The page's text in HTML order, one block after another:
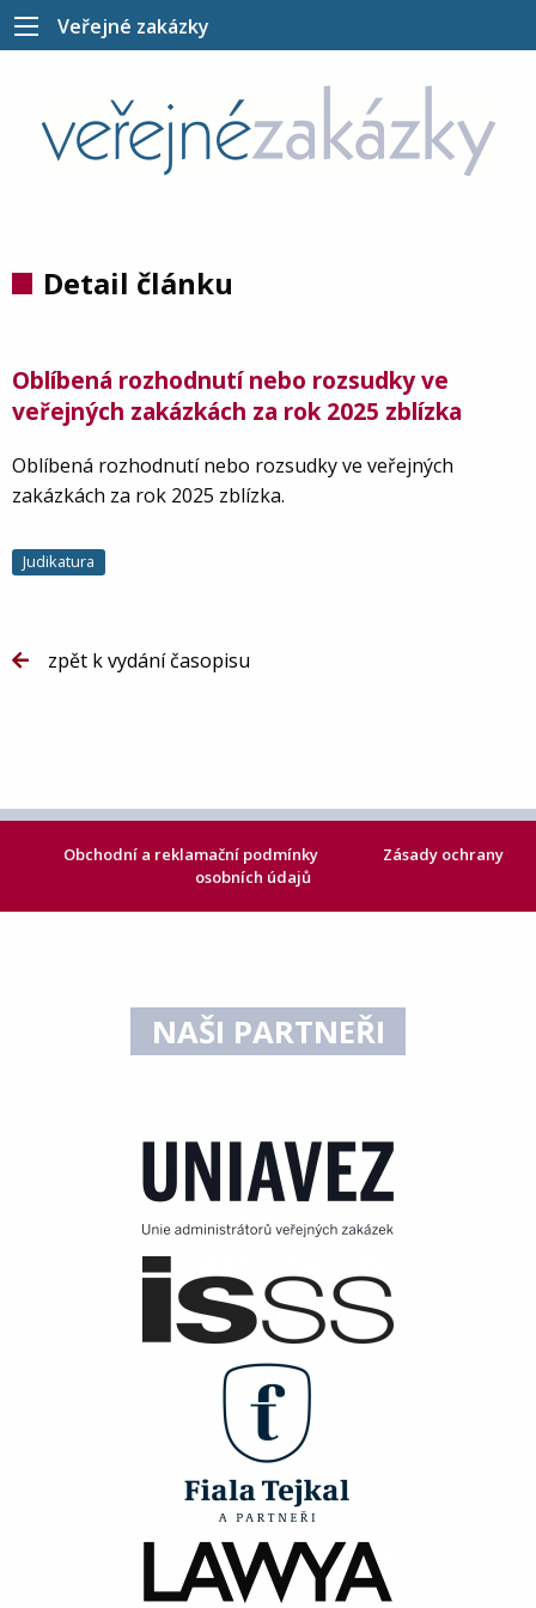
Veřejné zakázky
Detail článku
Oblíbená rozhodnutí nebo rozsudky ve
veřejných zakázkách za rok 2025 zblízka
Oblíbená rozhodnutí nebo rozsudky ve veřejných
zakázkách za rok 2025 zblízka.
Judikatura
zpět k vydání časopisu
Obchodní a reklamační podmínky
Zásady ochrany
osobních údajů
NAŠI PARTNEŘI